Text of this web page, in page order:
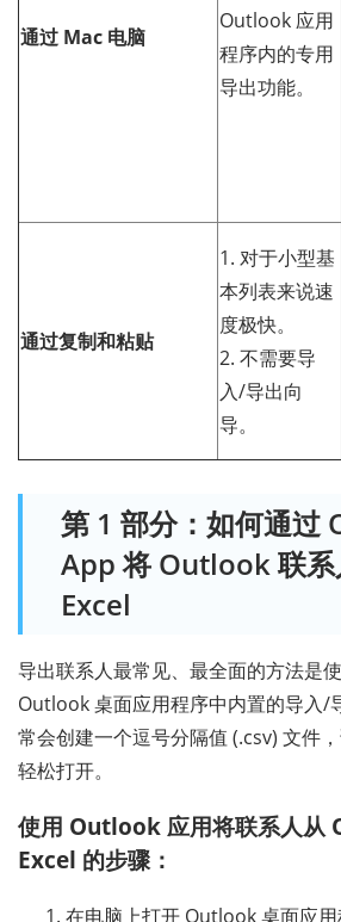
通过 Mac 电脑
Outlook 应用
程序内的专用
导出功能。
通过复制和粘贴
1. 对于小型基
本列表来说速
度极快。
2. 不需要导
入/导出向
导。
第 1 部分：如何通过
App 将 Outlook 联系
Excel
导出联系人最常见、最全面的方法是
Outlook 桌面应用程序中内置的导入/
常会创建一个逗号分隔值 (.csv) 文件
轻松打开。
使用 Outlook 应用将联系人从
Excel 的步骤：
在电脑上打开 Outlook 桌面应